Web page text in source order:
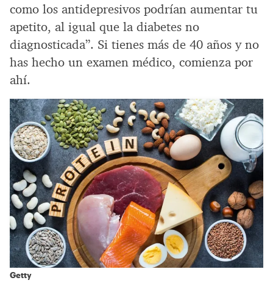
como los antidepresivos podrían aumentar tu
apetito, al igual que la diabetes no
diagnosticada”. Si tienes más de 40 años y no
has hecho un examen médico, comienza por
ahí.
Getty